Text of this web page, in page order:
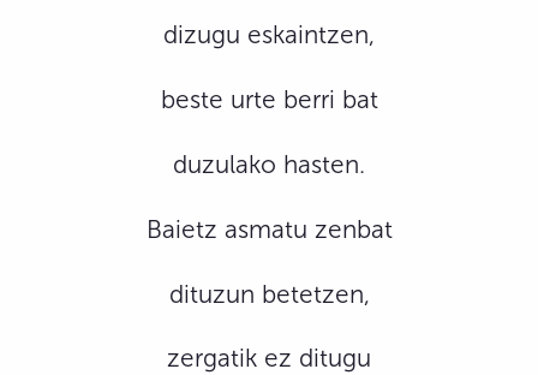
dizugu eskaintzen,
beste urte berri bat
duzulako hasten.
Baietz asmatu zenbat
dituzun betetzen,
zergatik ez ditugu